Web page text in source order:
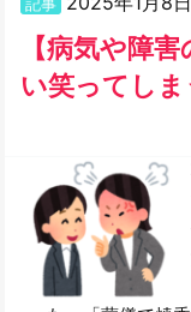
記事
【病気や障
い笑ってし